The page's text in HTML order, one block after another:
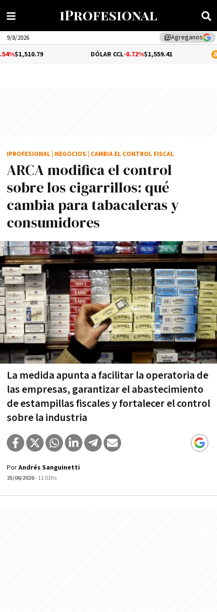
library_addAgreganos
9/8/2026
-0.72%$1,559.41
ARCA modifica el control
sobre los cigarrillos: qué
cambia para tabacaleras y
consumidores
La medida apunta a facilitar la operatoria de
las empresas, garantizar el abastecimiento
de estampillas fiscales y fortalecer el control
sobre la industria
IPROFESIONAL NEGOCIOS CAMBIA EL CONTROL FISCAL
PorAndrés Sanguinetti
25/06/2026- 11:01hs